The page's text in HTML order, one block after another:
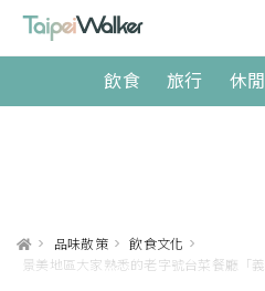
飲食 旅行 休閒
> 品味散策 > 飲食文化 >